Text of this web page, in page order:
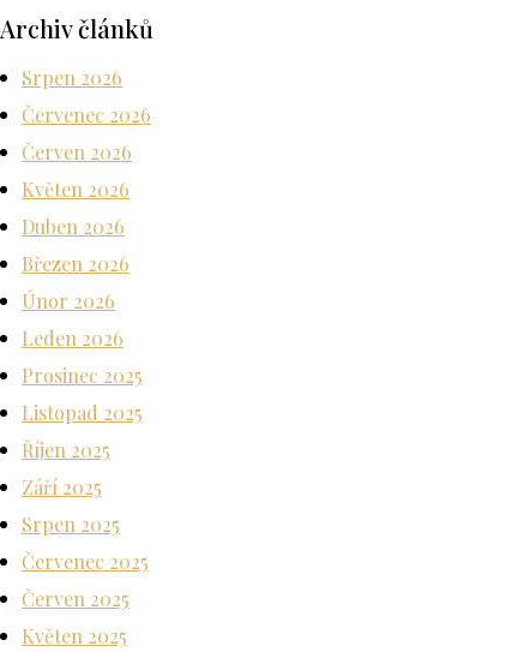
Archiv článků
Srpen 2026
Červenec 2026
Červen 2026
Květen 2026
Duben 2026
Březen 2026
Únor 2026
Leden 2026
Prosinec 2025
Listopad 2025
Říjen 2025
Září 2025
Srpen 2025
Červenec 2025
Červen 2025
Květen 2025